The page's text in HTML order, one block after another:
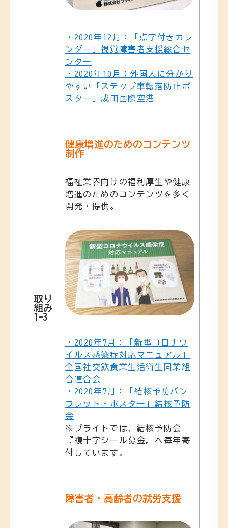
・2020年12月：「点字付きカレ
ンダー」視覚障害者支援総合セ
ンター
・2020年10月：外国人に分かり
やすい「ステップ車転落防止ポ
スター」成田国際空港
取り
組み
1-3
健康増進のためのコンテンツ
制作
福祉業界向けの福利厚生や健康
増進のためのコンテンツを多く
開発・提供。
・2020年7月：「新型コロナウ
イルス感染症対応マニュアル」
全国社交飲食業生活衛生同業組
合連合会
・2020年7月：「結核予防パン
フレット・ポスター」結核予防
会
※ブライトでは、結核予防会
『複十字シール募金』へ毎年寄
付しています。
障害者・高齢者の就労支援